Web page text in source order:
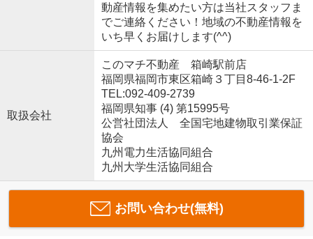
動産情報を集めたい方は当社スタッフま
でご連絡ください！地域の不動産情報を
いち早くお届けします(^^)
取扱会社
このマチ不動産 箱崎駅前店
福岡県福岡市東区箱崎３丁目8-46-1-2F
TEL:092-409-2739
福岡県知事 (4) 第15995号
公営社団法人 全国宅地建物取引業保証
協会
九州電力生活協同組合
九州大学生活協同組合
お問い合わせ(無料)